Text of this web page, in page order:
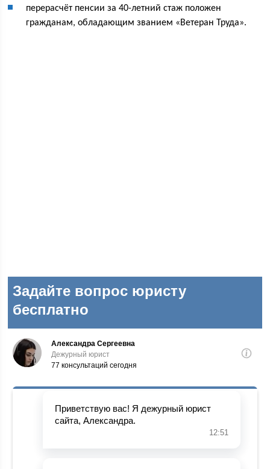
перерасчёт пенсии за 40-летний стаж положен
гражданам, обладающим званием «Ветеран Труда».